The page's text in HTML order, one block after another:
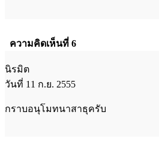
ความคิดเห็นที่ 6
นิรมิต
วันที่ 11 ก.ย. 2555
กราบอนุโมทนาสาธุครับ